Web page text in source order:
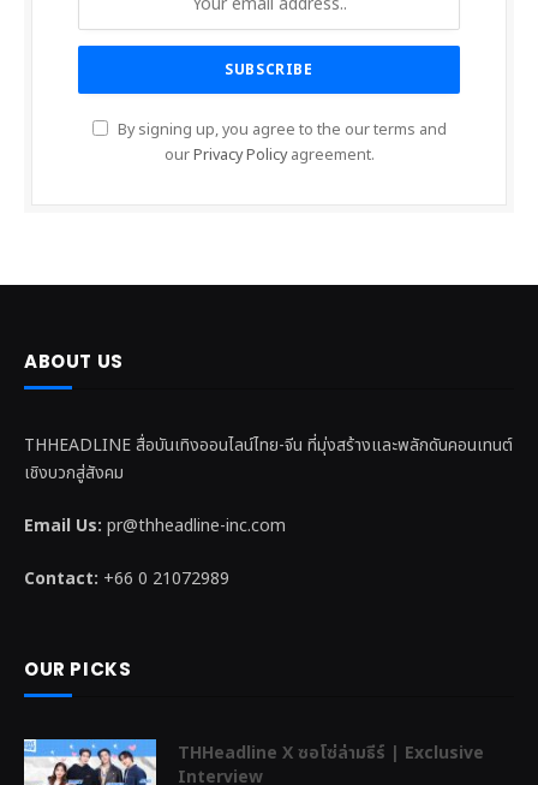
By signing up, you agree to the our terms and
ourPrivacy Policyagreement.
ABOUT US
THHEADLINE สื่อบันเทิงออนไลน์ไทย-จีน ที่มุ่งสร้างและพลักดันคอนเทนต์
เชิงบวกสู่สังคม
Email Us: pr@thheadline-inc.com
Contact: +66 0 21072989
OUR PICKS
THHeadline X ซอโซ่ล่ามธีร์ | Exclusive
Interview